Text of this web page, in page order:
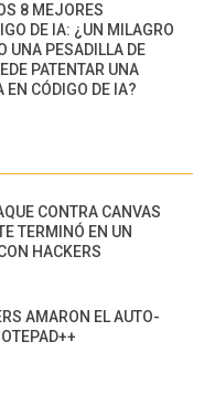
8 MEJORES
DE IA: ¿UN MILAGRO
UNA PESADILLA DE
PATENTAR UNA
CÓDIGO DE IA?
CONTRA CANVAS
TERMINÓ EN UN
HACKERS
AMARON EL AUTO-